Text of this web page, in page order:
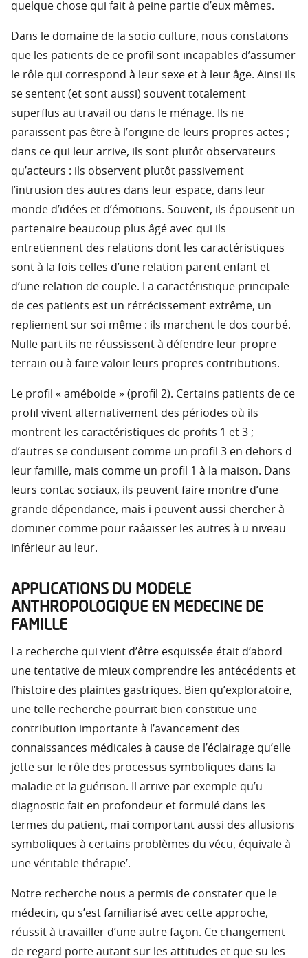
quelque chose qui fait à peine partie d’eux mêmes.
Dans le domaine de la socio culture, nous constatons
que les patients de ce profil sont incapables d’assumer
le rôle qui correspond à leur sexe et à leur âge. Ainsi ils
se sentent (et sont aussi) souvent totalement
superflus au travail ou dans le ménage. Ils ne
paraissent pas être à l’origine de leurs propres actes ;
dans ce qui leur arrive, ils sont plutôt observateurs
qu’acteurs : ils observent plutôt passivement
l’intrusion des autres dans leur espace, dans leur
monde d’idées et d’émotions. Souvent, ils épousent un
partenaire beaucoup plus âgé avec qui ils
entretiennent des relations dont les caractéristiques
sont à la fois celles d’une relation parent enfant et
d’une relation de couple. La caractéristique principale
de ces patients est un rétrécissement extrême, un
repliement sur soi même : ils marchent le dos courbé.
Nulle part ils ne réussissent à défendre leur propre
terrain ou à faire valoir leurs propres contributions.
Le profil « améboide » (profil 2). Certains patients de ce
profil vivent alternativement des périodes où ils
montrent les caractéristiques dc profits 1 et 3 ;
d’autres se conduisent comme un profil 3 en dehors d
leur famille, mais comme un profil 1 à la maison. Dans
leurs contac sociaux, ils peuvent faire montre d’une
grande dépendance, mais i peuvent aussi chercher à
dominer comme pour raâaisser les autres à u niveau
inférieur au leur.
APPLICATIONS DU MODELE
ANTHROPOLOGIQUE EN MEDECINE DE
FAMILLE
La recherche qui vient d’être esquissée était d’abord
une tentative de mieux comprendre les antécédents et
l’histoire des plaintes gastriques. Bien qu’exploratoire,
une telle recherche pourrait bien constitue une
contribution importante à l’avancement des
connaissances médicales à cause de l’éclairage qu’elle
jette sur le rôle des processus symboliques dans la
maladie et la guérison. Il arrive par exemple qu’u
diagnostic fait en profondeur et formulé dans les
termes du patient, mai comportant aussi des allusions
symboliques à certains problèmes du vécu, équivale à
une véritable thérapie’.
Notre recherche nous a permis de constater que le
médecin, qu s’est familiarisé avec cette approche,
réussit à travailler d’une autre façon. Ce changement
de regard porte autant sur les attitudes et que su les